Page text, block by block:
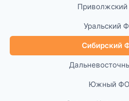
Уральский
Сибирский
Южный ФО